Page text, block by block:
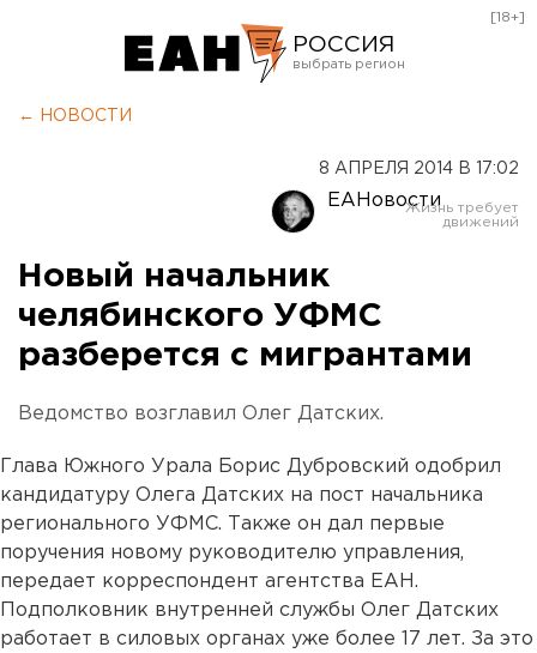
РОССИЯ
Оренбург
[18+]
← НОВОСТИ
8 АПРЕЛЯ 2014 В 17:02
ЕАНовости
Новый начальник
челябинского УФМС
разберется с мигрантами
Ведомство возглавил Олег Датских.
Глава Южного Урала Борис Дубровский одобрил
кандидатуру Олега Датских на пост начальника
регионального УФМС. Также он дал первые
поручения новому руководителю управления,
передает корреспондент агентства ЕАН.
Подполковник внутренней службы Олег Датских
работает в силовых органах уже более 17 лет. За это